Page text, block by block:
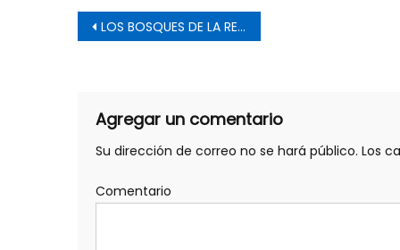
Navegación de entradas
LOS BOSQUES DE LA REGIÓN DE O’HIGGINS SUFREN CON LA ACCIÓN DEL HOMBRE
Agregar un comentario
Su dirección de correo no se hará público. Los
Comentario